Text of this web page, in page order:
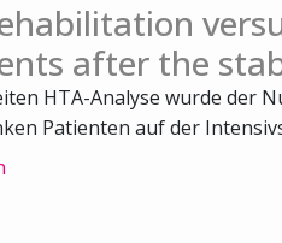
after the
HTA-Analyse wurde der
Patienten auf der